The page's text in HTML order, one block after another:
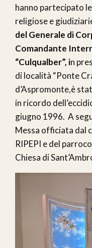
hanno partecipato
religiose e
del Generale di
Comandante
“Culqualber”, in
di località “Ponte
d’Aspromonte,è
in ricordo
giugno 1996. A
Messa officiata dal
RIPEPI e del
Chiesa di